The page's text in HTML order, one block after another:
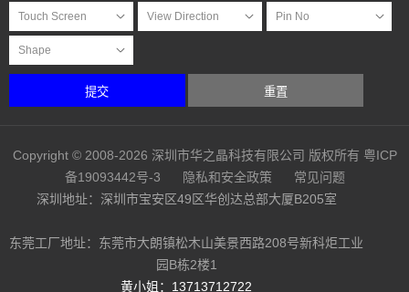
提交 重置
Copyright © 2008-2026 深圳市华之晶科技有限公司 版权所有 粤ICP
备19093442号-3
隐私和安全政策
常见问题
深圳地址：深圳市宝安区49区华创达总部大厦B205室
东莞工厂地址：东莞市大朗镇松木山美景西路208号新科炬工业
园B栋2楼1
黄小姐：13713712722